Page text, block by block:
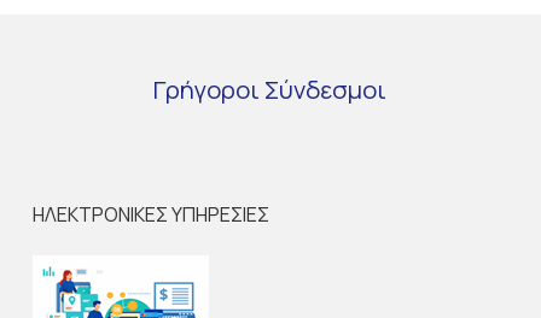
Γρήγοροι Σύνδεσμοι
ΗΛΕΚΤΡΟΝΙΚΕΣ ΥΠΗΡΕΣΙΕΣ